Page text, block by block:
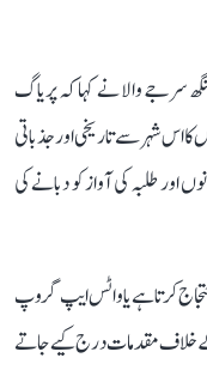
سرجے والا نے کہا کہ پریاگ
اس شہر سے تاریخی اور جذباتی
اور طلبہ کی آواز کو دبانے کی
کرتا ہے یا واٹس ایپ گروپ
کے خلاف مقدمات درج کیے جاتے